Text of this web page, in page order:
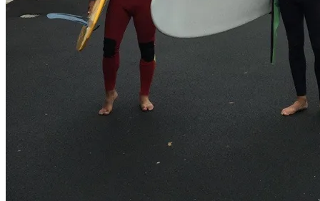
Andre byer i Frankrig